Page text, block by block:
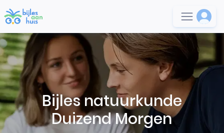
Bijles natuurkunde
Duizend Morgen